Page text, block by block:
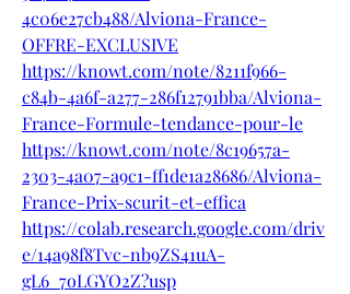
4c06e27cb488/Alviona-France-
OFFRE-EXCLUSIVE
https://knowt.com/note/8211f966-
c84b-4a6f-a277-286f12791bba/Alviona-
France-Formule-tendance-pour-le
https://knowt.com/note/8c19657a-
2303-4a07-a9c1-ff1de1a28686/Alviona-
France-Prix-scurit-et-effica
https://colab.research.google.com/driv
e/14a98f8Tvc-nb9ZS41uA-
gL6_7oLGYO2Z?usp